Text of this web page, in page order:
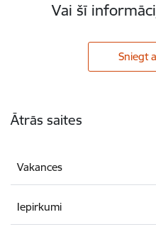
Vai šī
Sniegt
Ātrās saites
Vakances
Iepirkumi